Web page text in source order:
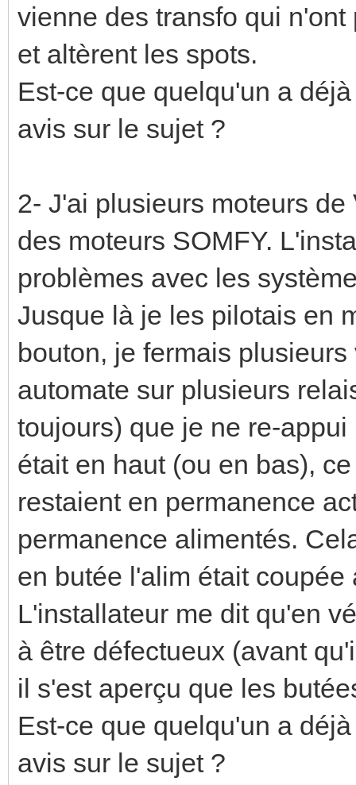
vienne des transfo qui
et altèrent les spots.
Est-ce que quelqu'un a
avis sur le sujet ?
2- J'ai plusieurs moteurs
des moteurs SOMFY.
problèmes avec les
Jusque là je les pilotais en
bouton, je fermais
automate sur plusieurs
toujours) que je ne re-
était en haut (ou en bas),
restaient en permanence
permanence alimentés.
en butée l'alim était
L'installateur me dit qu'en
à être défectueux (avant
il s'est aperçu que les
Est-ce que quelqu'un a
avis sur le sujet ?